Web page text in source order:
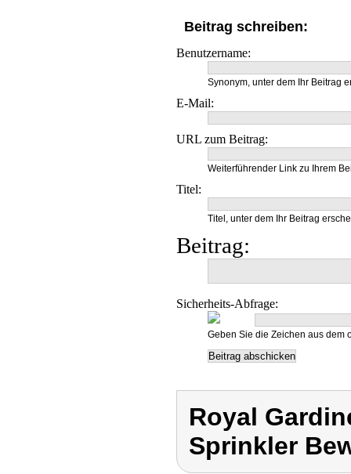
Beitrag schreiben:
Benutzername:
Synonym, unter dem Ihr Beitrag
E-Mail:
URL zum Beitrag:
Weiterführender Link zu Ihrem
Titel:
Titel, unter dem Ihr Beitrag
Beitrag:
Sicherheits-Abfrage:
Geben Sie die Zeichen aus dem
Royal
Sprinkler